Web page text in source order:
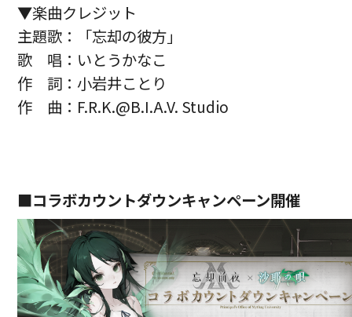
▼楽曲クレジット
主題歌：「忘却の彼方」
歌 唱：いとうかなこ
作 詞：小岩井ことり
作 曲：F.R.K.@B.I.A.V. Studio
■コラボカウントダウンキャンペーン開催